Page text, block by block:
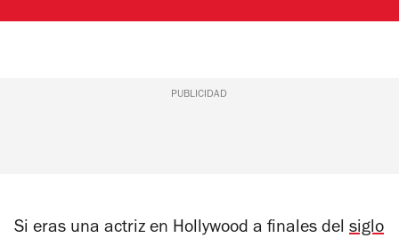
PUBLICIDAD
Si eras una actriz en Hollywood a finales del siglo